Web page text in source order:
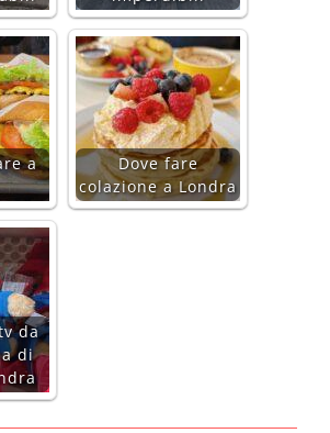
a
Dove fare
colazione a Londra
da
di